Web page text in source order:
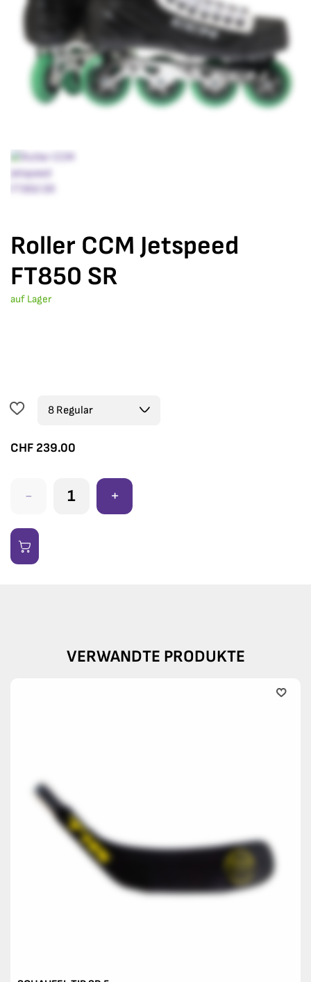
Roller CCM Jetspeed
FT850 SR
auf Lager
CHF 239.00
- +
VERWANDTE PRODUKTE